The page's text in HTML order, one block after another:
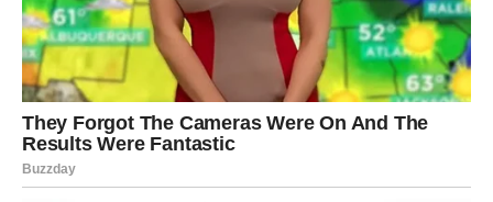
Nova poznanstva i lijepe životne prilike.
ŠKORPIJA
Poruka sudbine